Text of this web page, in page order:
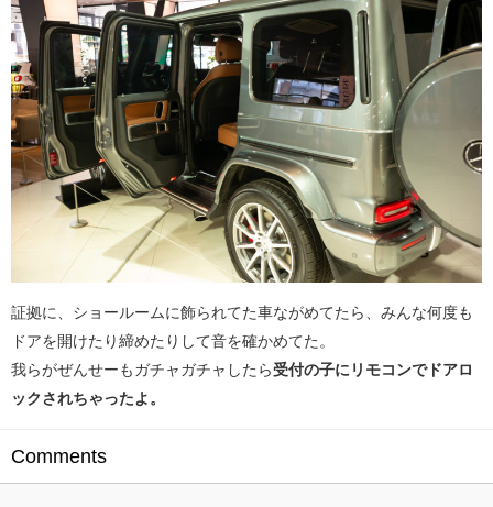
証拠に、ショールームに飾られてた車ながめてたら、みんな何度も
ドアを開けたり締めたりして音を確かめてた。
我らがぜんせーもガチャガチャしたら受付の子にリモコンでドアロ
ックされちゃったよ。
Comments